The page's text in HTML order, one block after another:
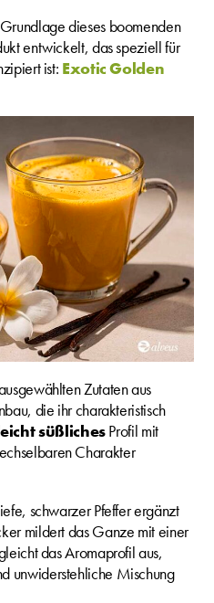
dieses boomenden
entwickelt, das speziell für
ist: Exotic Golden
Zutaten aus
die ihr charakteristisch
süßlichesProfil mit
Charakter
schwarzer Pfeffer ergänzt
mildert das Ganze mit einer
das Aromaprofil aus,
unwiderstehliche Mischung